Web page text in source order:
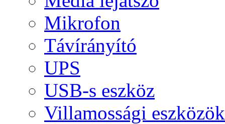
Mikrofon
Távírányító
UPS
USB-s eszköz
Villamossági eszközök